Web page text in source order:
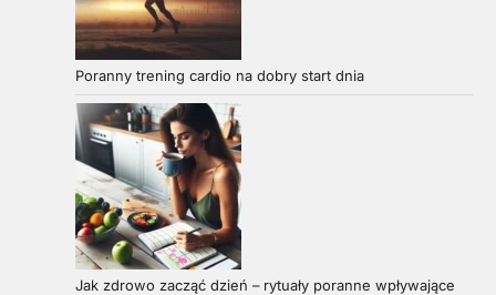
Poranny trening cardio na dobry start dnia
Jak zdrowo zacząć dzień – rytuały poranne wpływające